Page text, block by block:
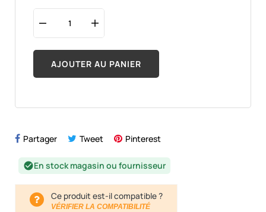
AJOUTER AU PANIER
Partager Tweet Pinterest
check_circleEn stock magasin ou fournisseur
Ce produit est-il compatible ?
VÉRIFIER LA COMPATIBILITÉ